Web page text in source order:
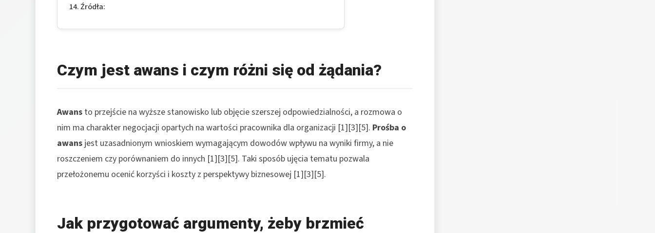
Źródła:
Czym jest awans i czym różni się od żądania?
Awans to przejście na wyższe stanowisko lub objęcie szerszej odpowiedzialności, a rozmowa o
nim ma charakter negocjacji opartych na wartości pracownika dla organizacji [1][3][5]. Prośba o
awans jest uzasadnionym wnioskiem wymagającym dowodów wpływu na wyniki firmy, a nie
roszczeniem czy porównaniem do innych [1][3][5]. Taki sposób ujęcia tematu pozwala
przełożonemu ocenić korzyści i koszty z perspektywy biznesowej [1][3][5].
Jak przygotować argumenty, żeby brzmieć